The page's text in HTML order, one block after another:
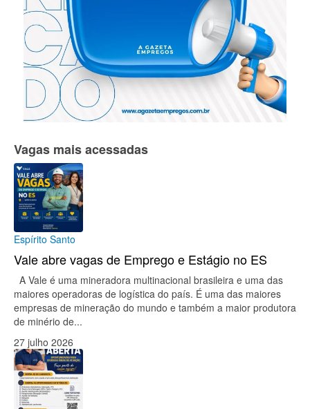
Vagas mais acessadas
Espírito Santo
Vale abre vagas de Emprego e Estágio no ES
A Vale é uma mineradora multinacional brasileira e uma das
maiores operadoras de logística do país. É uma das maiores
empresas de mineração do mundo e também a maior produtora
de minério de...
27 julho 2026